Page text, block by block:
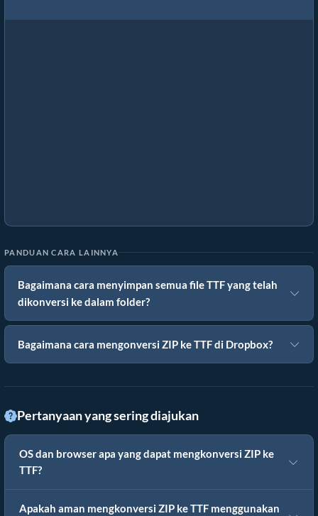
PANDUAN CARA LAINNYA
Bagaimana cara menyimpan semua file TTF yang telah
dikonversi ke dalam folder?
Bagaimana cara mengonversi ZIP ke TTF di Dropbox?
Pertanyaan yang sering diajukan
OS dan browser apa yang dapat mengkonversi ZIP ke
TTF?
Apakah aman mengkonversi ZIP ke TTF menggunakan